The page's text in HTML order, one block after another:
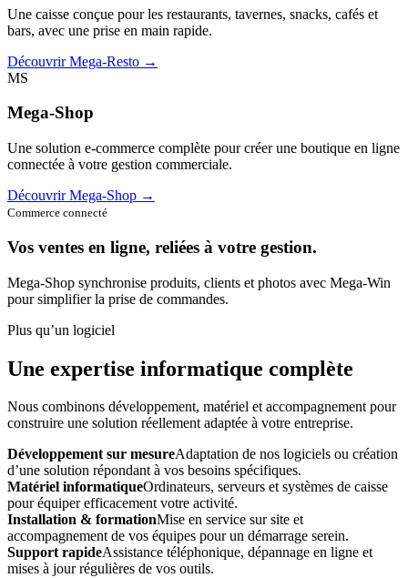
Une caisse conçue pour les restaurants, tavernes, snacks, cafés et
bars, avec une prise en main rapide.
Découvrir Mega-Resto →
MS
Mega-Shop
Une solution e-commerce complète pour créer une boutique en ligne
connectée à votre gestion commerciale.
Découvrir Mega-Shop →
Commerce connecté
Vos ventes en ligne, reliées à votre gestion.
Mega-Shop synchronise produits, clients et photos avec Mega-Win
pour simplifier la prise de commandes.
Plus qu’un logiciel
Une expertise informatique complète
Nous combinons développement, matériel et accompagnement pour
construire une solution réellement adaptée à votre entreprise.
Développement sur mesureAdaptation de nos logiciels ou création
d’une solution répondant à vos besoins spécifiques.
Matériel informatiqueOrdinateurs, serveurs et systèmes de caisse
pour équiper efficacement votre activité.
Installation & formationMise en service sur site et
accompagnement de vos équipes pour un démarrage serein.
Support rapideAssistance téléphonique, dépannage en ligne et
mises à jour régulières de vos outils.